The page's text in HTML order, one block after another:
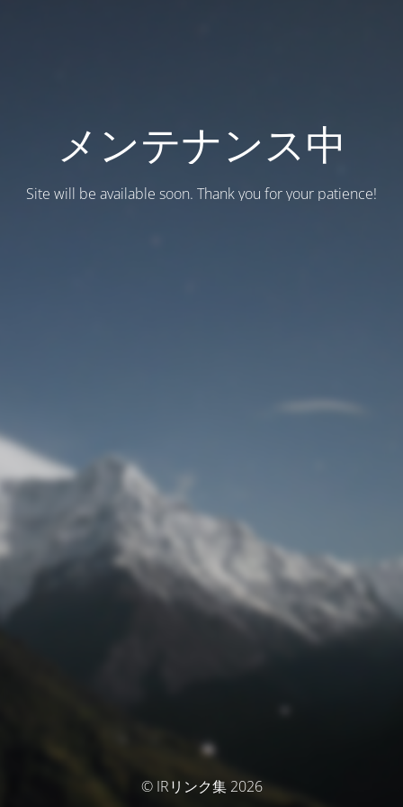
メンテナンス中
Site will be available soon. Thank you for your patience!
© IRリンク集 2026